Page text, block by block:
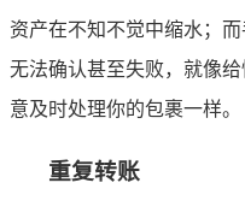
资产在不知不觉中缩水；
无法确认甚至失败，就像
意及时处理你的包裹一样。
重复转账